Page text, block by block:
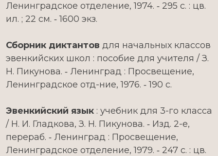
Ленинградское отделение, 1974. ‑ 295 с. : цв.
ил. ; 22 см. ‑ 1600 экз.
Сборник диктантов для начальных классов
эвенкийских школ : пособие для учителя / З.
Н. Пикунова. ‑ Ленинград : Просвещение,
Ленинградское отд-ние, 1976. ‑ 190 с.
Эвенкийский язык : учебник для 3-го класса
/ Н. И. Гладкова, З. Н. Пикунова. ‑ Изд. 2-е,
перераб. ‑ Ленинград : Просвещение,
Ленинградское отделение, 1979. ‑ 247 с. : цв.